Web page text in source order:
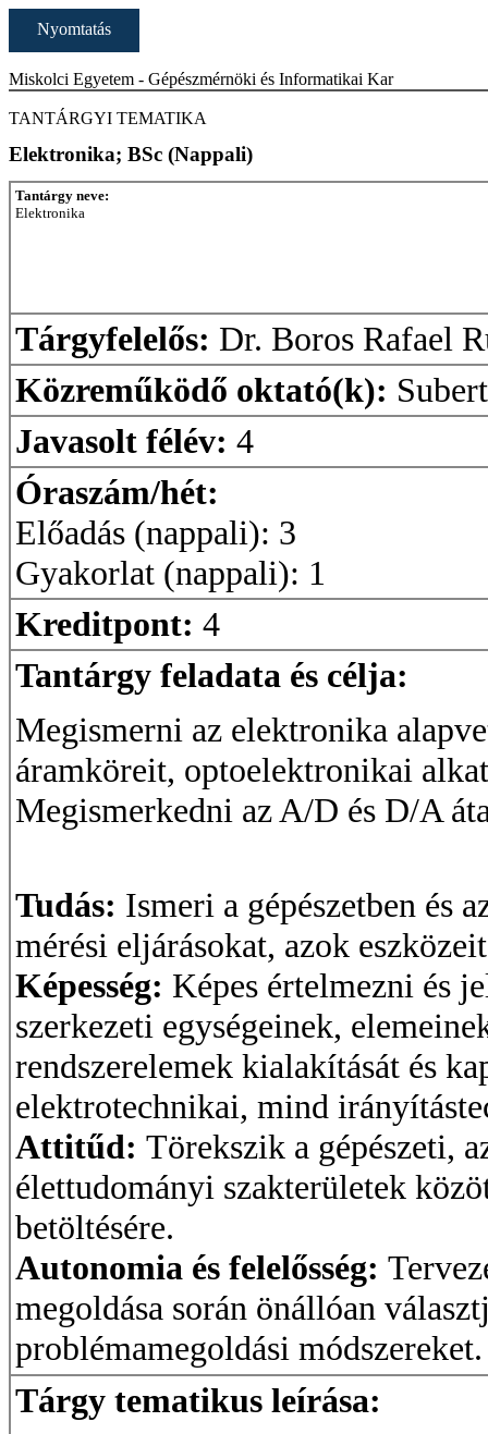
Nyomtatás
Miskolci Egyetem - Gépészmérnöki és Informatikai Kar
TANTÁRGYI TEMATIKA
Elektronika; BSc (Nappali)
Tantárgy neve:
Elektronika
Tárgyfelelős: Dr. Boros Rafael
Közreműködő oktató(k):
Javasolt félév: 4
Óraszám/hét:
Előadás (nappali): 3
Gyakorlat (nappali): 1
Kreditpont: 4
Tantárgy feladata és célja:
Megismerni az elektronika
áramköreit, optoelektronikai
Megismerkedni az A/D és D/A
Tudás: Ismeri a gépészetben és
mérési eljárásokat, azok
Képesség: Képes értelmezni és
szerkezeti egységeinek,
rendszerelemek kialakítását és
elektrotechnikai, mind
Attitűd: Törekszik a gépészeti,
élettudományi szakterületek
betöltésére.
Autonomia és felelősség:
megoldása során önállóan
problémamegoldási módszereket.
Tárgy tematikus leírása: